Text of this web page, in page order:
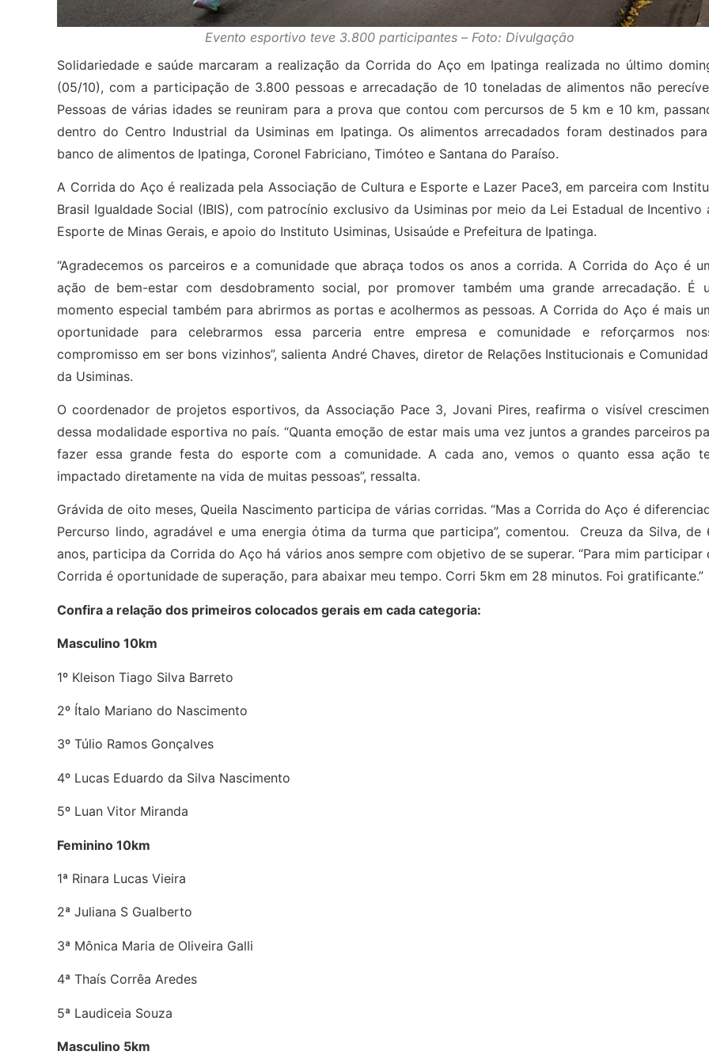
Evento esportivo teve 3.800 participantes – Foto: Divulgação
Solidariedade e saúde marcaram a realização da Corrida do Aço em Ipatinga realizada no último
(05/10), com a participação de 3.800 pessoas e arrecadação de 10 toneladas de alimentos não
Pessoas de várias idades se reuniram para a prova que contou com percursos de 5 km e 10 km,
dentro do Centro Industrial da Usiminas em Ipatinga. Os alimentos arrecadados foram destinados
banco de alimentos de Ipatinga, Coronel Fabriciano, Timóteo e Santana do Paraíso.
A Corrida do Aço é realizada pela Associação de Cultura e Esporte e Lazer Pace3, em parceira com
Brasil Igualdade Social (IBIS), com patrocínio exclusivo da Usiminas por meio da Lei Estadual de Incentivo
Esporte de Minas Gerais, e apoio do Instituto Usiminas, Usisaúde e Prefeitura de Ipatinga.
“Agradecemos os parceiros e a comunidade que abraça todos os anos a corrida. A Corrida do Aço é
ação de bem-estar com desdobramento social, por promover também uma grande arrecadação. É
momento especial também para abrirmos as portas e acolhermos as pessoas. A Corrida do Aço é mais
oportunidade para celebrarmos essa parceria entre empresa e comunidade e reforçarmos
compromisso em ser bons vizinhos”, salienta André Chaves, diretor de Relações Institucionais e
da Usiminas.
O coordenador de projetos esportivos, da Associação Pace 3, Jovani Pires, reafirma o visível
dessa modalidade esportiva no país. “Quanta emoção de estar mais uma vez juntos a grandes parceiros
fazer essa grande festa do esporte com a comunidade. A cada ano, vemos o quanto essa ação
impactado diretamente na vida de muitas pessoas”, ressalta.
Grávida de oito meses, Queila Nascimento participa de várias corridas. “Mas a Corrida do Aço é
Percurso lindo, agradável e uma energia ótima da turma que participa”, comentou. Creuza da Silva, de
anos, participa da Corrida do Aço há vários anos sempre com objetivo de se superar. “Para mim participar
Corrida é oportunidade de superação, para abaixar meu tempo. Corri 5km em 28 minutos. Foi gratificante.”
Confira a relação dos primeiros colocados gerais em cada categoria:
Masculino 10km
1º Kleison Tiago Silva Barreto
2º Ítalo Mariano do Nascimento
3º Túlio Ramos Gonçalves
4º Lucas Eduardo da Silva Nascimento
5º Luan Vitor Miranda
Feminino 10km
1ª Rinara Lucas Vieira
2ª Juliana S Gualberto
3ª Mônica Maria de Oliveira Galli
4ª Thaís Corrêa Aredes
5ª Laudiceia Souza
Masculino 5km